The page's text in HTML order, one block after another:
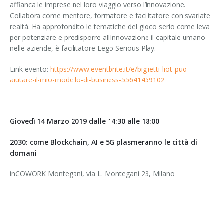
affianca le imprese nel loro viaggio verso l’innovazione.
Collabora come mentore, formatore e facilitatore con svariate
realtà. Ha approfondito le tematiche del gioco serio come leva
per potenziare e predisporre all’innovazione il capitale umano
nelle aziende, è facilitatore Lego Serious Play.
Link evento: https://www.eventbrite.it/e/biglietti-liot-puo-
aiutare-il-mio-modello-di-business-55641459102
Giovedì 14 Marzo 2019 dalle 14:30 alle 18:00
2030: come Blockchain, AI e 5G plasmeranno le città di
domani
inCOWORK Montegani, via L. Montegani 23, Milano